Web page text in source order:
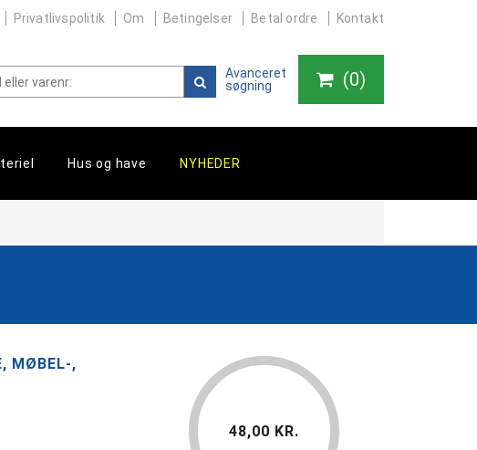
Privatlivspolitik Om Betingelser Betal ordre Kontakt
Avanceret
søgning
(0)
Hus og have NYHEDER
MØBEL-,
48,00 KR.